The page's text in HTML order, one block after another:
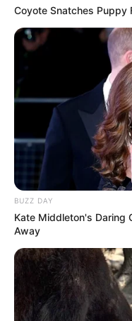
Coyote Snatches Puppy
BUZZ DAY
Kate Middleton's Daring
Away